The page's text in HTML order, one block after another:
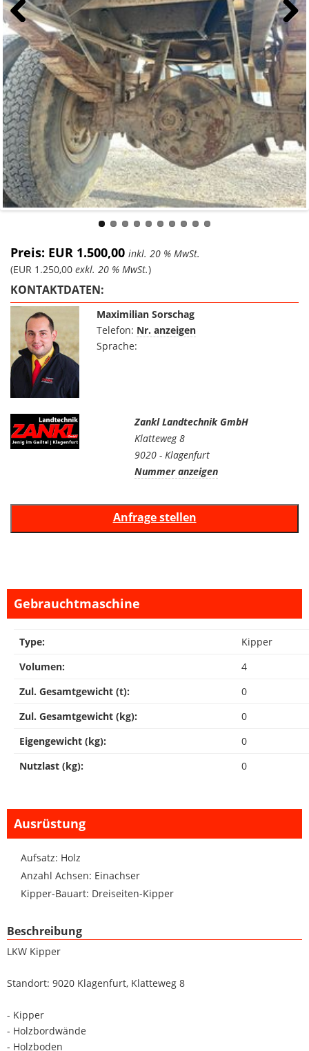
Previous Next
Preis: EUR 1.500,00 inkl. 20 % MwSt.
(EUR 1.250,00 exkl. 20 % MwSt.)
KONTAKTDATEN:
Maximilian Sorschag
Telefon: Nr. anzeigen
Sprache:
Zankl Landtechnik GmbH
Klatteweg 8
9020 - Klagenfurt
Nummer anzeigen
Gebrauchtmaschine
Type:
Kipper
Volumen:
4
Zul. Gesamtgewicht (t):
0
Zul. Gesamtgewicht (kg):
0
Eigengewicht (kg):
0
Nutzlast (kg):
0
Ausrüstung
Aufsatz: Holz
Anzahl Achsen: Einachser
Kipper-Bauart: Dreiseiten-Kipper
Beschreibung
LKW Kipper
Standort: 9020 Klagenfurt, Klatteweg 8
- Kipper
- Holzbordwände
- Holzboden